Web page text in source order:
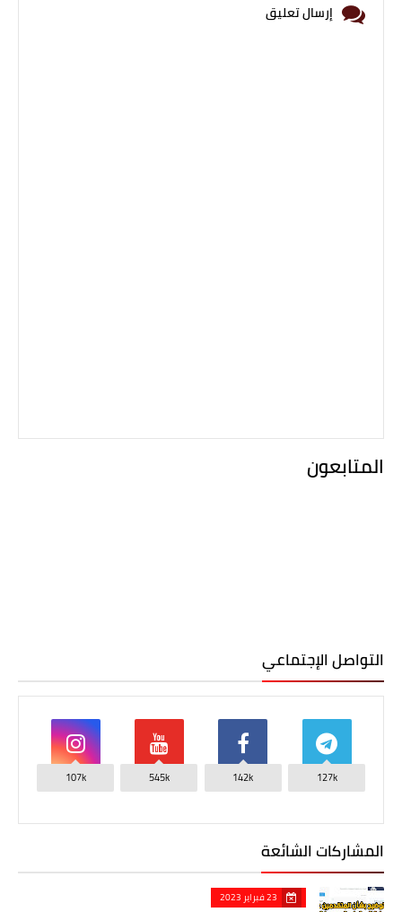
إرسال تعليق
المتابعون
التواصل الإجتماعي
127k
142k
545k
107k
المشاركات الشائعة
23 فبراير 2023